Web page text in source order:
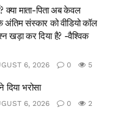
माता-पिता अब केवल
अंतिम संस्कार को वीडियो कॉल
खड़ा कर दिया है? -वैश्विक
6, 2026 0 5
दिया भरोसा
6, 2026 0 2